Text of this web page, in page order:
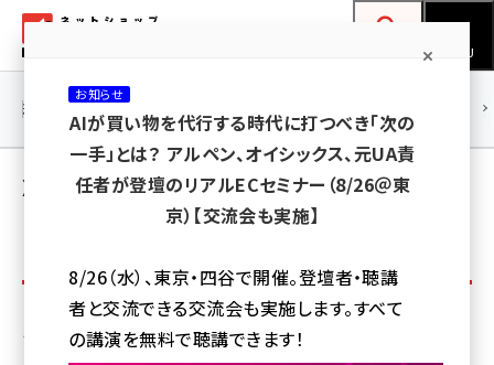
ン
ネットショップ担当者フォーラム
MENU
yahoo (1898)
楽天 (1869)
連載・特集 |
X（Twitter）で人気の記事
ラ
イその他の人気記事ランキングも見てみる：
お知らせ
AIが買い物を代行する時代に打つべき「次の
一手」とは？ アルペン、オイシックス、元UA責
任者が登壇のリアルECセミナー（8/26＠東
京）【交流会も実施】
8/26（水）、東京・四谷で開催。登壇者・聴講
者と交流できる交流会も実施します。すべて
の講演を無料で聴講できます！